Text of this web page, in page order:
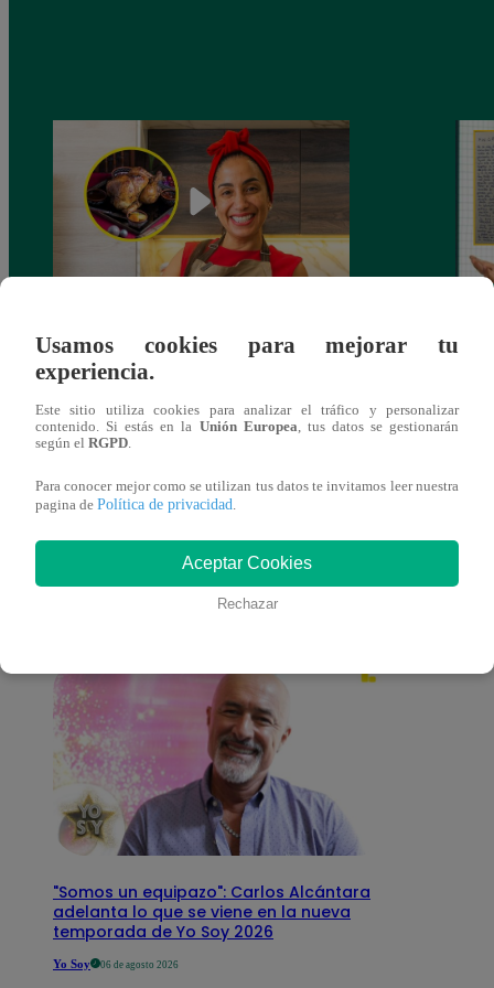
antes de Navidad?
También te puede
interesar
"Somos un equipazo": Carlos Alcántara
adelanta lo que se viene en la nueva
temporada de Yo Soy 2026
Yo Soy 06 de agosto 2026
Usamos cookies para mejorar tu
experiencia.
Este sitio utiliza cookies para analizar el tráfico y personalizar
contenido. Si estás en la Unión Europea , tus datos se gestionarán
según el RGPD
Para conocer mejor como se utilizan tus datos te invitamos leer nuestra
pagina de Política de privacidad
Aceptar Cookies
Rechazar